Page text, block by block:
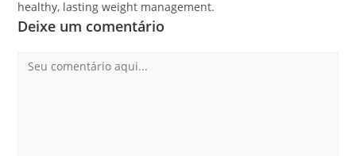
healthy, lasting weight management.
Deixe um comentário